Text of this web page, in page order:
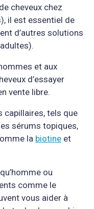
cheveux chez
il est essentiel de
d’autres solutions
et aux
d’essayer
vente libre.
capillaires, tels que
sérums topiques,
la biotine et
ou
comme le
vous aider à